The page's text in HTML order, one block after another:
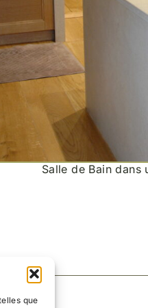
que
Salle de Bain dans